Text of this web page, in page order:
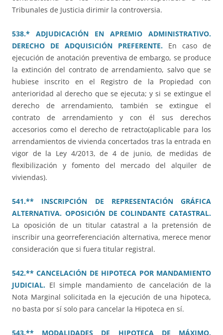
Tribunales de Justicia dirimir la controversia.
538.* ADJUDICACIÓN EN APREMIO ADMINISTRATIVO.
DERECHO DE ADQUISICIÓN PREFERENTE. En caso de
ejecución de anotación preventiva de embargo, se produce
la extinción del contrato de arrendamiento, salvo que se
hubiese inscrito en el Registro de la Propiedad con
anterioridad al derecho que se ejecuta; y si se extingue el
derecho de arrendamiento, también se extingue el
contrato de arrendamiento y con él sus derechos
accesorios como el derecho de retracto(aplicable para los
arrendamientos de vivienda concertados tras la entrada en
vigor de la Ley 4/2013, de 4 de junio, de medidas de
flexibilización y fomento del mercado del alquiler de
viviendas).
541.** INSCRIPCIÓN DE REPRESENTACIÓN GRÁFICA
ALTERNATIVA. OPOSICIÓN DE COLINDANTE CATASTRAL.
La oposición de un titular catastral a la pretensión de
inscribir una georreferenciación alternativa, merece menor
consideración que si fuera titular registral.
542.** CANCELACIÓN DE HIPOTECA POR MANDAMIENTO
JUDICIAL. El simple mandamiento de cancelación de la
Nota Marginal solicitada en la ejecución de una hipoteca,
no basta por sí solo para cancelar la Hipoteca en sí.
543.** MODALIDADES DE HIPOTECA DE MÁXIMO.